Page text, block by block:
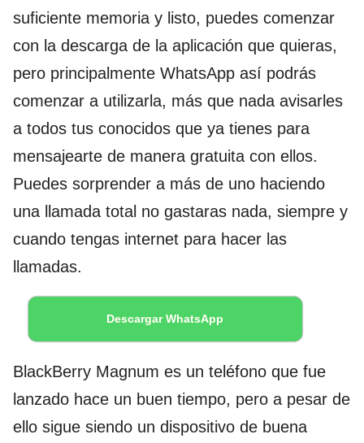
suficiente memoria y listo, puedes comenzar
con la descarga de la aplicación que quieras,
pero principalmente WhatsApp así podrás
comenzar a utilizarla, más que nada avisarles
a todos tus conocidos que ya tienes para
mensajearte de manera gratuita con ellos.
Puedes sorprender a más de uno haciendo
una llamada total no gastaras nada, siempre y
cuando tengas internet para hacer las
llamadas.
Descargar WhatsApp
BlackBerry Magnum es un teléfono que fue
lanzado hace un buen tiempo, pero a pesar de
ello sigue siendo un dispositivo de buena